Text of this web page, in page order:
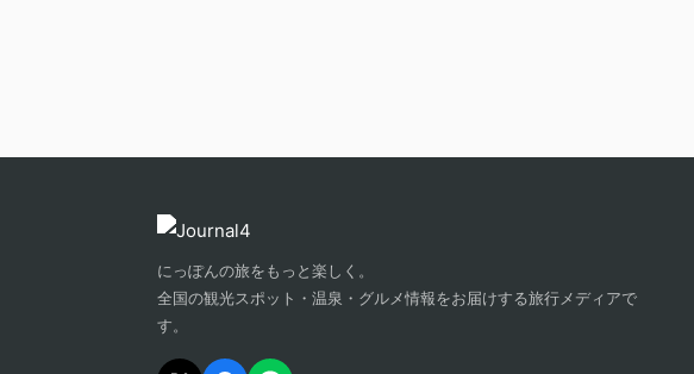
にっぽんの旅をもっと楽しく。
全国の観光スポット・温泉・グルメ情報をお届けする旅行メディアで
す。